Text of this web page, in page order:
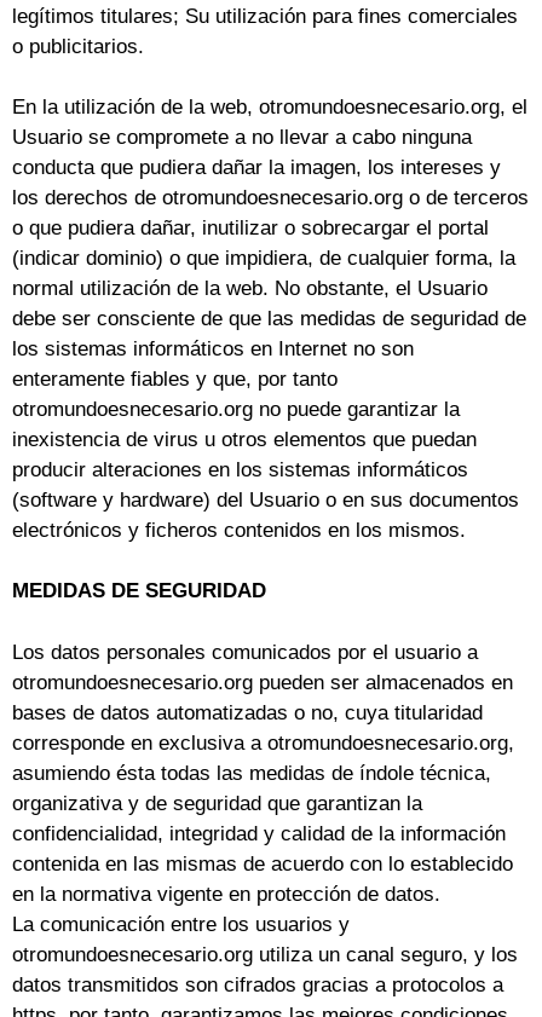
legítimos titulares; Su utilización para fines comerciales
o publicitarios.
En la utilización de la web, otromundoesnecesario.org, el
Usuario se compromete a no llevar a cabo ninguna
conducta que pudiera dañar la imagen, los intereses y
los derechos de otromundoesnecesario.org o de terceros
o que pudiera dañar, inutilizar o sobrecargar el portal
(indicar dominio) o que impidiera, de cualquier forma, la
normal utilización de la web. No obstante, el Usuario
debe ser consciente de que las medidas de seguridad de
los sistemas informáticos en Internet no son
enteramente fiables y que, por tanto
otromundoesnecesario.org no puede garantizar la
inexistencia de virus u otros elementos que puedan
producir alteraciones en los sistemas informáticos
(software y hardware) del Usuario o en sus documentos
electrónicos y ficheros contenidos en los mismos.
MEDIDAS DE SEGURIDAD
Los datos personales comunicados por el usuario a
otromundoesnecesario.org pueden ser almacenados en
bases de datos automatizadas o no, cuya titularidad
corresponde en exclusiva a otromundoesnecesario.org,
asumiendo ésta todas las medidas de índole técnica,
organizativa y de seguridad que garantizan la
confidencialidad, integridad y calidad de la información
contenida en las mismas de acuerdo con lo establecido
en la normativa vigente en protección de datos.
La comunicación entre los usuarios y
otromundoesnecesario.org utiliza un canal seguro, y los
datos transmitidos son cifrados gracias a protocolos a